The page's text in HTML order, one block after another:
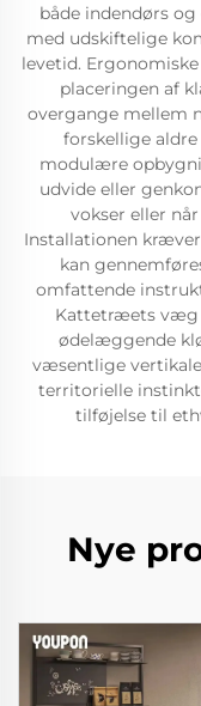
både indendørs
med udskiftelige
levetid.
placeringen af
overgange mellem
forskellige
modulære
udvide eller
vokser eller
Installationen
kan
omfattende
Kattetræets væg
ødelæggende
væsentlige
territorielle
tilføjelse til
Nye